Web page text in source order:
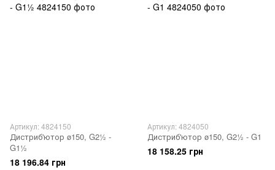
Артикул: 4824150
Дистриб'ютор ø150, G2½ -
G1½
18 196.84 грн
Артикул: 4824050
Дистриб'ютор ø150, G2½ - G1
18 158.25 грн